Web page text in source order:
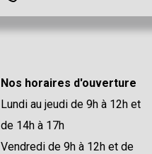
Nos horaires d'ouverture
Lundi au jeudi de 9h à 12h et
de 14h à 17h
Vendredi de 9h à 12h et de